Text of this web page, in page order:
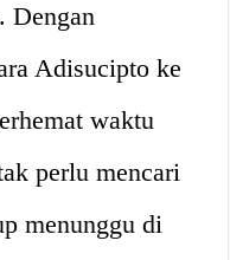
Dengan
Adisucipto ke
waktu
perlu mencari
menunggu di